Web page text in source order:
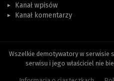
Kanał wpisów
Kanał komentarzy
Wszelkie demotywatory w serwisie
serwisu i jego właściciel nie